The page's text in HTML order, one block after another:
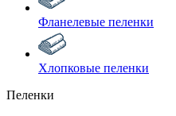
Фланелевые пеленки
Хлопковые пеленки
Пеленки